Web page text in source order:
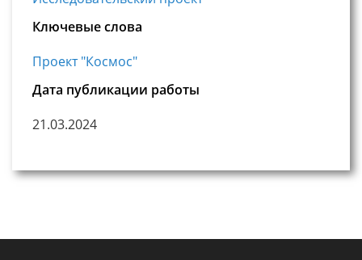
Ключевые слова
Проект "Космос"
Дата публикации работы
21.03.2024